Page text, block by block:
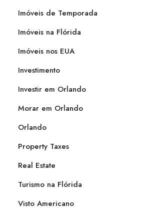
Imóveis de Temporada
Imóveis na Flórida
Imóveis nos EUA
Investimento
Investir em Orlando
Morar em Orlando
Orlando
Property Taxes
Real Estate
Turismo na Flórida
Visto Americano